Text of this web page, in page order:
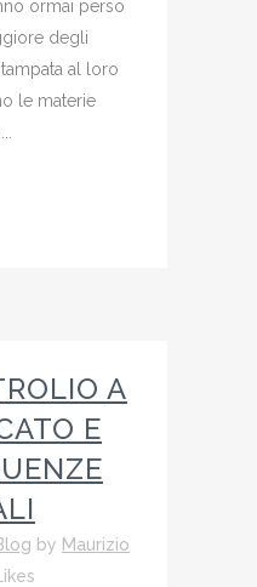
ormai perso
degli
al loro
le materie
A
E
by Maurizio
Likes